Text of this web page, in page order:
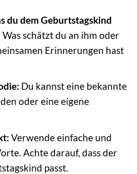
du dem Geburtstagskind
Was schätzt du an ihm oder
Erinnerungen hast
Du kannst eine bekannte
oder eine eigene
Verwende einfache und
Achte darauf, dass der
passt.